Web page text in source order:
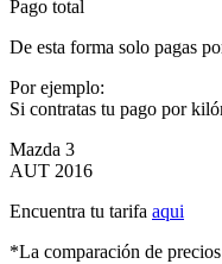
Pago total
De esta forma solo pagas
Por ejemplo:
Si contratas tu pago por
Mazda 3
AUT 2016
Encuentra tu tarifa aqui
*La comparación de